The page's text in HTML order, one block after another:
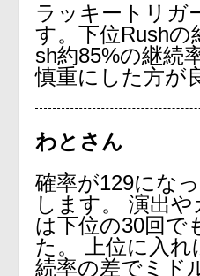
ラッキートリガ
す。下位Rushの
sh約85%の継続
慎重にした方が
わとさん
確率が129にな
します。 演出
は下位の30回で
た。 上位に入れ
続率の差でミド